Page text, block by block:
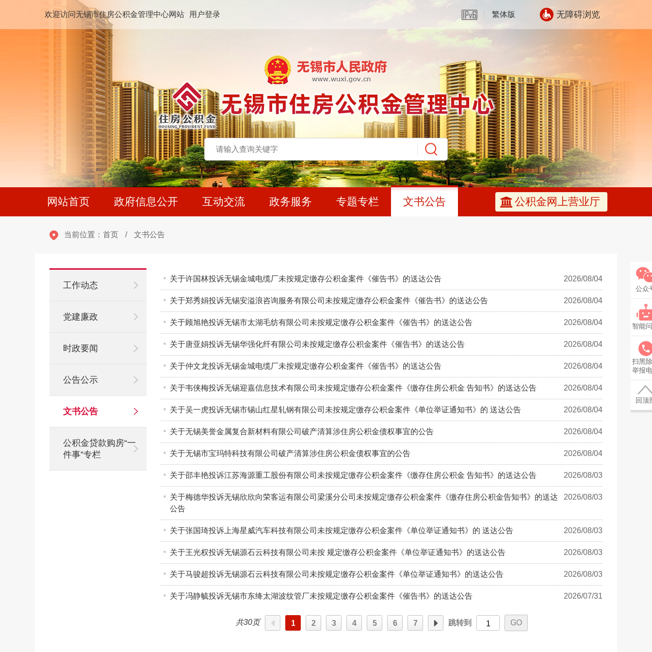
欢迎访问无锡市住房公积金管理中心网站 用户登录 繁体版 无障碍浏览
网站首页 政府信息公开 互动交流 政务服务 专题专栏 文书公告 公积金网上营业厅
当前位置： 首页 / 文书公告
工作动态
党建廉政
时政要闻
公告公示
文书公告
公积金贷款购房“一
件事”专栏
关于许国林投诉无锡金城电缆厂未按规定缴存公积金案件《催告书》的送达公告 2026/08/04
关于郑秀娟投诉无锡安溢浪咨询服务有限公司未按规定缴存公积金案件《催告书》的送达公告 2026/08/04
关于顾旭艳投诉无锡市太湖毛纺有限公司未按规定缴存公积金案件《催告书》的送达公告 2026/08/04
关于唐亚娟投诉无锡华强化纤有限公司未按规定缴存公积金案件《催告书》的送达公告 2026/08/04
关于仲文龙投诉无锡金城电缆厂未按规定缴存公积金案件《催告书》的送达公告 2026/08/04
关于韦侠梅投诉无锡迎嘉信息技术有限公司未按规定缴存公积金案件《缴存住房公积金 告知书》的送达公告 2026/08/04
关于吴一虎投诉无锡市锡山红星轧钢有限公司未按规定缴存公积金案件《单位举证通知书》的 送达公告 2026/08/04
关于无锡美誉金属复合新材料有限公司破产清算涉住房公积金债权事宜的公告 2026/08/04
关于无锡市宝玛特科技有限公司破产清算涉住房公积金债权事宜的公告 2026/08/04
关于邵丰艳投诉江苏海源重工股份有限公司未按规定缴存公积金案件《缴存住房公积金 告知书》的送达公告 2026/08/03
关于梅德华投诉无锡欣欣向荣客运有限公司梁溪分公司未按规定缴存公积金案件《缴存住房公积金告知书》的送达
公告
2026/08/03
关于张国琦投诉上海星威汽车科技有限公司未按规定缴存公积金案件《单位举证通知书》的 送达公告 2026/08/03
关于王光权投诉无锡源石云科技有限公司未按 规定缴存公积金案件《单位举证通知书》的送达公告 2026/08/03
关于马骏超投诉无锡源石云科技有限公司未按规定缴存公积金案件《单位举证通知书》的送达公告 2026/08/03
关于冯静毓投诉无锡市东绛太湖波纹管厂未按规定缴存公积金案件《催告书》的送达公告 2026/07/31
共30页 1 2 3 4 5 6 7 跳转到
公众
智能
扫黑
举报
回顶